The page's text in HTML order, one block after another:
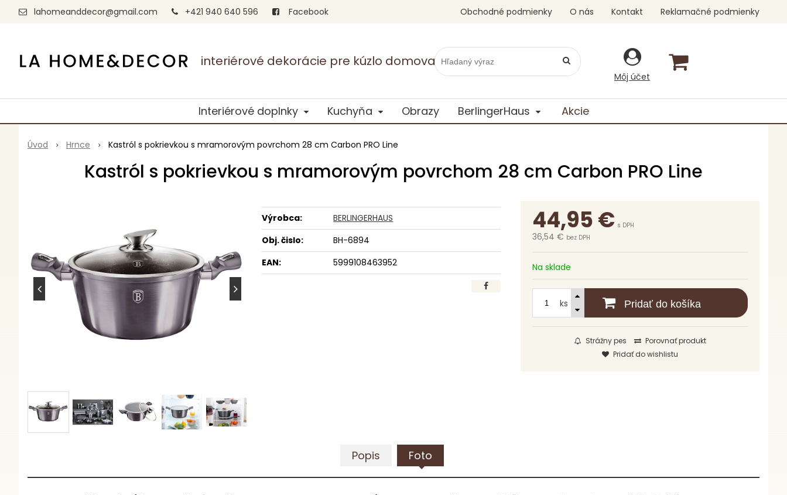
interiérové dekorácie pre kúzlo domova
lahomeanddecor@gmail.com +421 940 640 596 Facebook
Môj účet
Obchodné podmienky O nás Kontakt Reklamačné podmienky
Interiérové doplnky Kuchyňa Obrazy BerlingerHaus Akcie
Úvod Hrnce Kastról s pokrievkou s mramorovým povrchom 28 cm Carbon PRO Line
Kastról s pokrievkou s mramorovým povrchom 28 cm Carbon PRO Line
44,95€ s DPH
36,54 € bez DPH
Na sklade
ks Pridať do košíka
Strážny pes
Porovnať produkt
Pridať do wishlistu
Výrobca:
BERLINGERHAUS
Obj. čislo:
BH-6894
EAN:
5999108463952
Popis Foto